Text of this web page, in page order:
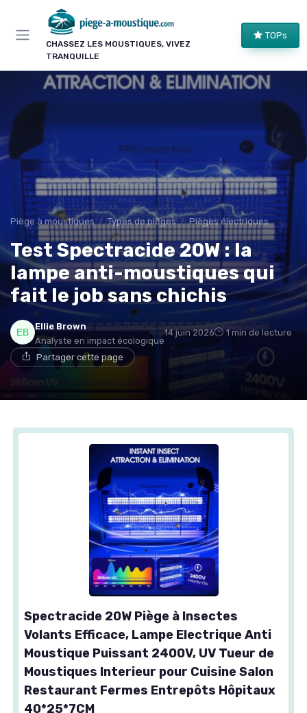
CHASSEZ LES MOUSTIQUES, VIVEZ
TRANQUILLE
TOPs
Piège à moustiques Types de pièges Pièges électriques
Test Spectracide 20W : la
lampe anti-moustiques qui
fait le job sans chichis
Ellie Brown
Analyste en impact écologique
14 juin 2026 1 min de lecture
Partager cette page
Spectracide 20W Piège à Insectes
Volants Efficace, Lampe Electrique Anti
Moustique Puissant 2400V, UV Tueur de
Moustiques Interieur pour Cuisine Salon
Restaurant Fermes Entrepôts Hôpitaux
40*25*7CM
Panneau de gestion des cookies